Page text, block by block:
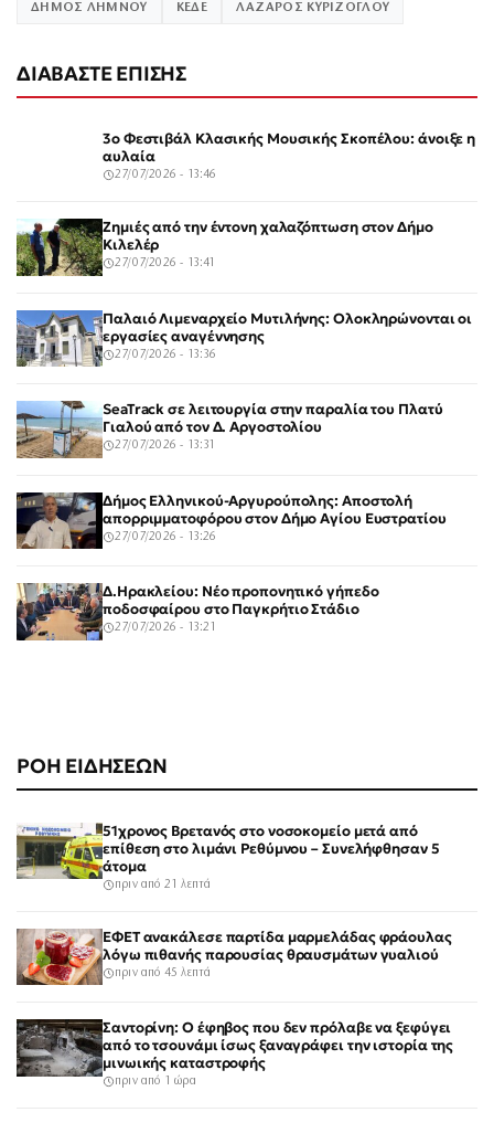
ΡΟΗ ΕΙΔΗΣΕΩΝ
51χρονος Βρετανός στο νοσοκομείο μετά από
επίθεση στο λιμάνι Ρεθύμνου – Συνελήφθησαν 5
άτομα
πριν από 21 λεπτά
ΕΦΕΤ ανακάλεσε παρτίδα μαρμελάδας φράουλας
λόγω πιθανής παρουσίας θραυσμάτων γυαλιού
πριν από 45 λεπτά
Σαντορίνη: Ο έφηβος που δεν πρόλαβε να ξεφύγει
από το τσουνάμι ίσως ξαναγράφει την ιστορία της
μινωικής καταστροφής
πριν από 1 ώρα
ΔΗΜΟΣ ΛΗΜΝΟΥ ΚΕΔΕ ΛΑΖΑΡΟΣ ΚΥΡΙΖΟΓΛΟΥ
ΔΙΑΒΑΣΤΕ ΕΠΙΣΗΣ
3ο Φεστιβάλ Κλασικής Μουσικής Σκοπέλου: άνοιξε η
αυλαία
27/07/2026 - 13:46
Ζημιές από την έντονη χαλαζόπτωση στον Δήμο
Κιλελέρ
27/07/2026 - 13:41
Παλαιό Λιμεναρχείο Μυτιλήνης: Ολοκληρώνονται οι
εργασίες αναγέννησης
27/07/2026 - 13:36
SeaTrack σε λειτουργία στην παραλία του Πλατύ
Γιαλού από τον Δ. Αργοστολίου
27/07/2026 - 13:31
Δήμος Ελληνικού-Αργυρούπολης: Αποστολή
απορριμματοφόρου στον Δήμο Αγίου Ευστρατίου
27/07/2026 - 13:26
Δ.Ηρακλείου: Νέο προπονητικό γήπεδο
ποδοσφαίρου στο Παγκρήτιο Στάδιο
27/07/2026 - 13:21